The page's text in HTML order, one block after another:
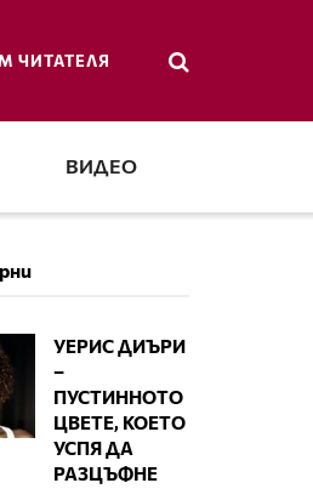
ЧИТАТЕЛЯ
ВИДЕО
УЕРИС ДИЪРИ
–
ПУСТИННОТО
ЦВЕТЕ, КОЕТО
УСПЯ ДА
РАЗЦЪФНЕ